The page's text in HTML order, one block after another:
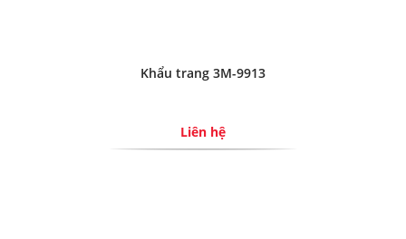
Khẩu trang 3M-9913
Liên hệ